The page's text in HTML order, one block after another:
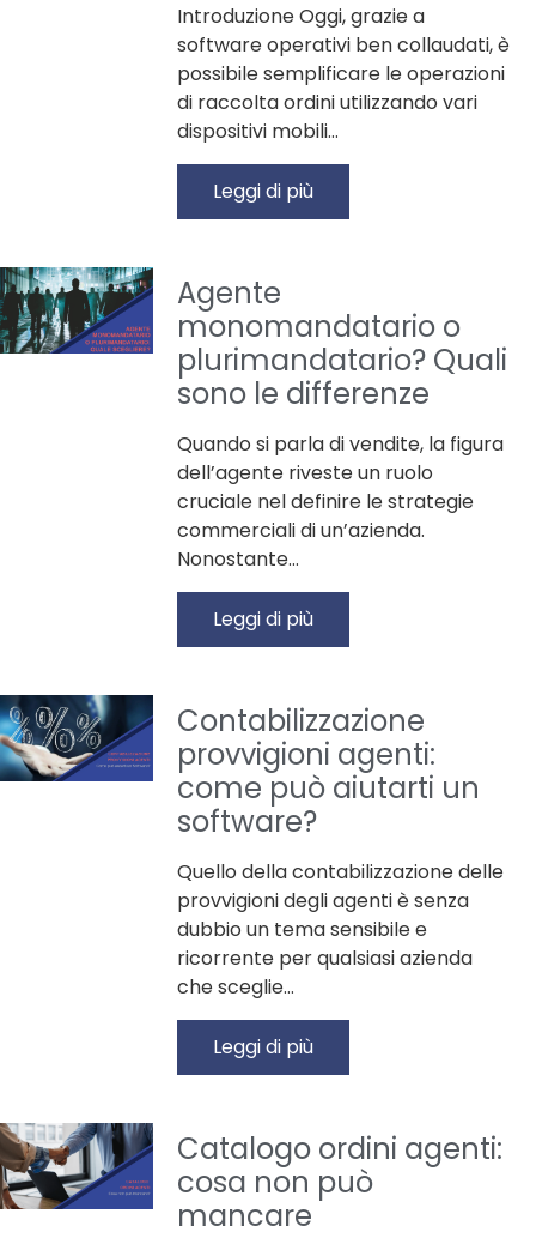
Introduzione Oggi, grazie a
software operativi ben collaudati, è
possibile semplificare le operazioni
di raccolta ordini utilizzando vari
dispositivi mobili…
Leggi di più
Agente
monomandatario o
plurimandatario? Quali
sono le differenze
Quando si parla di vendite, la figura
dell’agente riveste un ruolo
cruciale nel definire le strategie
commerciali di un’azienda.
Nonostante…
Leggi di più
Contabilizzazione
provvigioni agenti:
come può aiutarti un
software?
Quello della contabilizzazione delle
provvigioni degli agenti è senza
dubbio un tema sensibile e
ricorrente per qualsiasi azienda
che sceglie…
Leggi di più
Catalogo ordini agenti:
cosa non può
mancare